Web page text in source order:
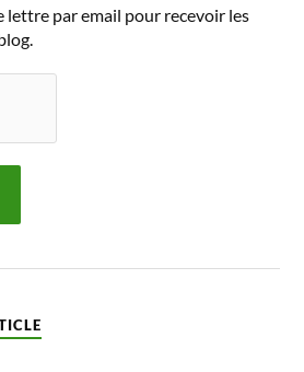
lettre par email pour recevoir les